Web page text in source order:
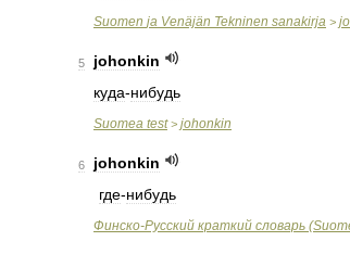
Suomen ja Venäjän Tekninen sanakirja >
5
johonkin
куда-нибудь
Suomea test> johonkin
6
johonkin
где-нибудь
Финско-Русский краткий словарь (